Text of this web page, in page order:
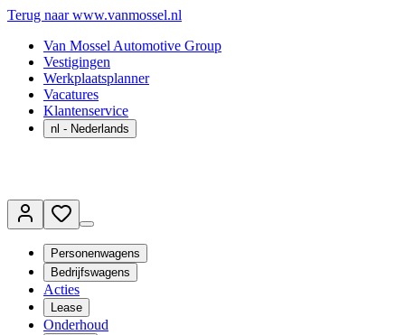
Terug naar www.vanmossel.nl
Van Mossel Automotive Group
Vestigingen
Werkplaatsplanner
Vacatures
Klantenservice
nl - Nederlands
Personenwagens
Bedrijfswagens
Acties
Lease
Onderhoud